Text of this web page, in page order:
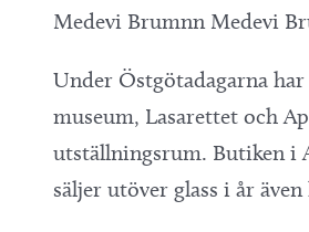
Medevi Brumnn Medevi
Under Östgötadagarna
museum, Lasarettet och
utställningsrum. Butiken i
säljer utöver glass i år